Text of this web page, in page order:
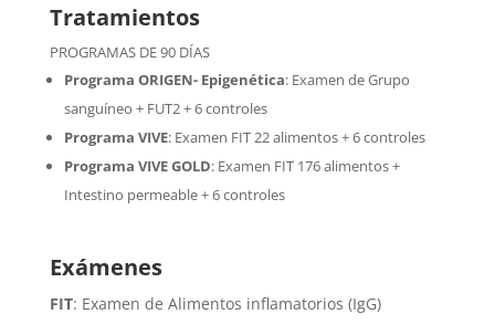
Tratamientos
PROGRAMAS DE 90 DÍAS
Programa ORIGEN- Epigenética:Examen de Grupo
sanguíneo + FUT2 + 6 controles
Programa VIVE: Examen FIT 22 alimentos + 6 controles
Programa VIVE GOLD: Examen FIT 176 alimentos +
Intestino permeable + 6 controles
Exámenes
FIT: Examen de Alimentos inflamatorios (IgG)